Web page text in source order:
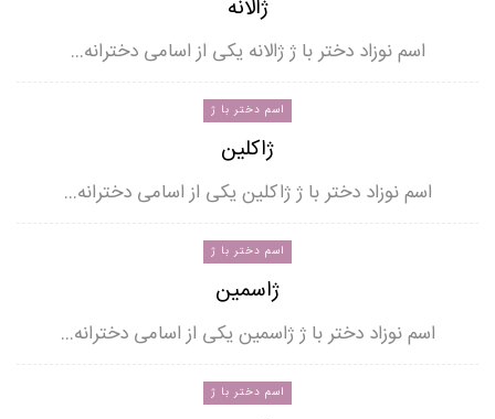
ژالانه
اسم نوزاد دختر با ژ ژالانه یکی از اسامی دخترانه…
اسم دختر با ژ
ژاکلین
اسم نوزاد دختر با ژ ژاکلین یکی از اسامی دخترانه…
اسم دختر با ژ
ژاسمین
اسم نوزاد دختر با ژ ژاسمین یکی از اسامی دخترانه…
اسم دختر با ژ